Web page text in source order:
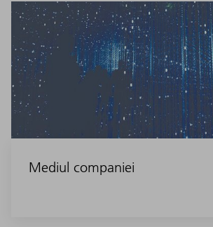
Mediul companiei